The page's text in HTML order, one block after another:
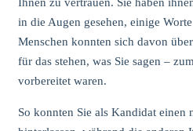
in die Augen gesehen, einige
Menschen konnten sich davon
für das stehen, was Sie sagen –
vorbereitet waren.
So konnten Sie als Kandidat einen